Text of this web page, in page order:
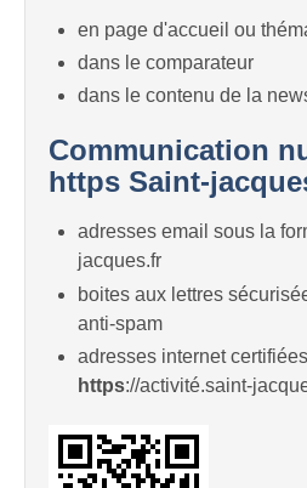
en page d'accueil ou
dans le comparateur
dans le contenu de la
Communication
https Saint-
adresses email sous la
jacques.fr
boites aux lettres
anti-spam
adresses internet
https://activité.saint-